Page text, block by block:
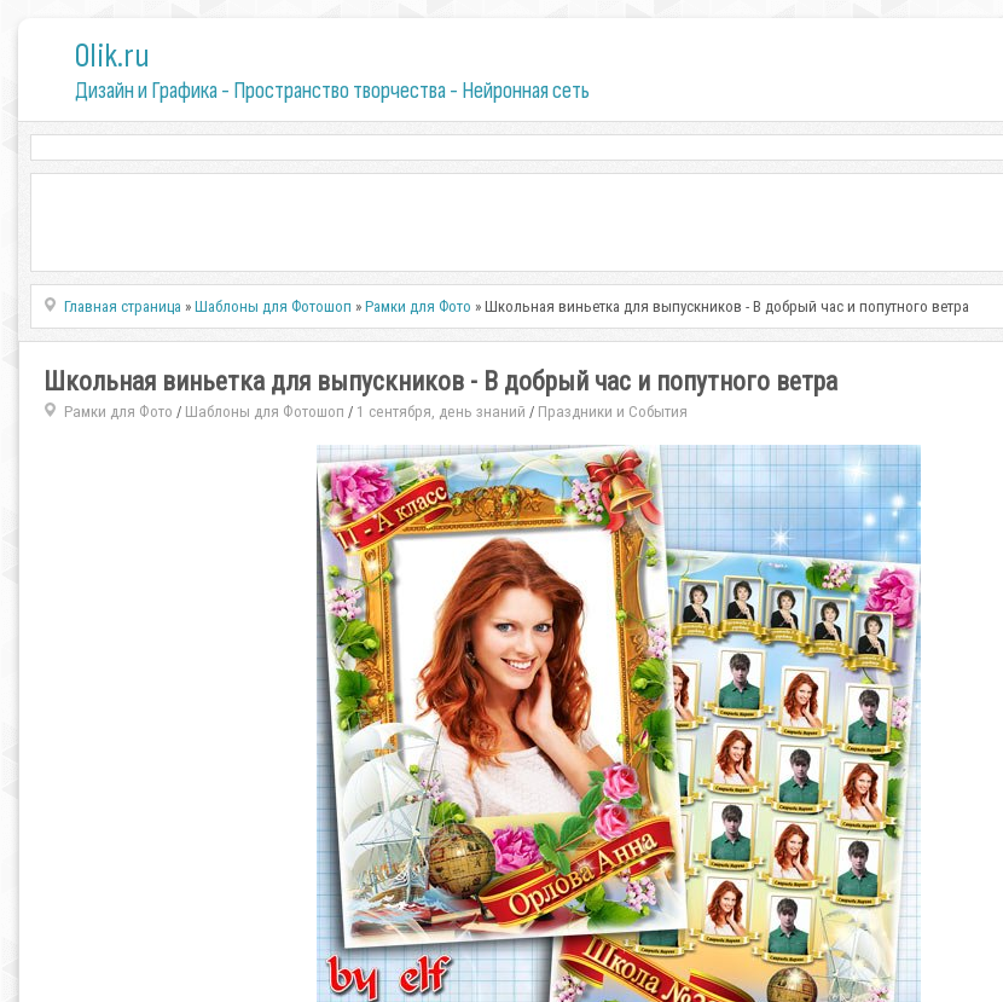
0lik.ru
Дизайн и Графика - Пространство творчества - Нейронная сеть
Главная страница »Шаблоны для Фотошоп »Рамки для Фото » Школьная виньетка для выпускников - В добрый час и попутного ветра
Школьная виньетка для выпускников - В добрый час и попутного ветра
Рамки для Фото / Шаблоны для Фотошоп / 1 сентября, день знаний / Праздники и События